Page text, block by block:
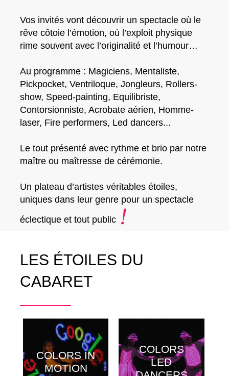
Vos invités vont découvrir un spectacle où le
rêvecôtoie l’émotion, où l’exploit physique
rime souvent avec l’originalitéet l’humour…
Au programme : Magiciens, Mentaliste,
Pickpocket, Ventriloque, Jongleurs, Rollers-
show, Speed-painting, Equilibriste,
Contorsionniste, Acrobate aérien, Homme-
laser, Fire performers, Led dancers...
Le tout présenté avec rythme et brio par notre
maître ou maîtresse de cérémonie.
Un plateau d’artistes véritables étoiles,
uniques dans leur genre pour un spectacle
éclectique et tout public
LES ÉTOILES DU
CABARET
COLORS IN
MOTION
COLORS
LED